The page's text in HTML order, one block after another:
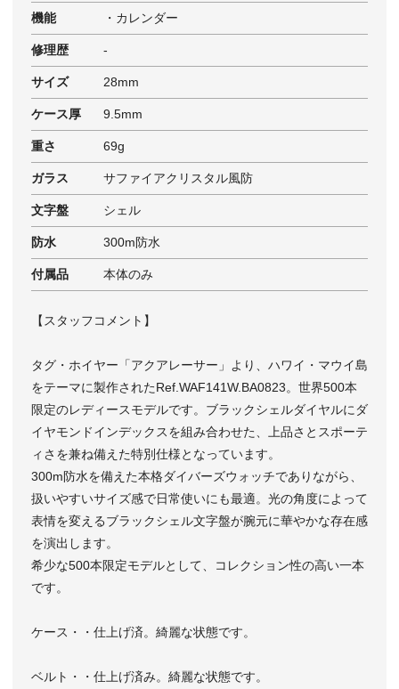
機能 ・カレンダー
修理歴 -
サイズ 28mm
ケース厚 9.5mm
重さ 69g
ガラス サファイアクリスタル風防
文字盤 シェル
防水 300m防水
付属品 本体のみ
【スタッフコメント】
タグ・ホイヤー「アクアレーサー」より、ハワイ・マウイ島
をテーマに製作されたRef.WAF141W.BA0823。世界500本
限定のレディースモデルです。ブラックシェルダイヤルにダ
イヤモンドインデックスを組み合わせた、上品さとスポーテ
ィさを兼ね備えた特別仕様となっています。
300m防水を備えた本格ダイバーズウォッチでありながら、
扱いやすいサイズ感で日常使いにも最適。光の角度によって
表情を変えるブラックシェル文字盤が腕元に華やかな存在感
を演出します。
希少な500本限定モデルとして、コレクション性の高い一本
です。
ケース・・仕上げ済。綺麗な状態です。
ベルト・・仕上げ済み。綺麗な状態です。